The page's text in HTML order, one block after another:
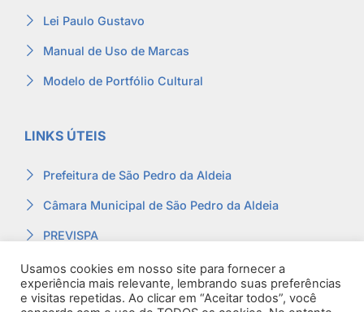
Lei Paulo Gustavo
Manual de Uso de Marcas
Modelo de Portfólio Cultural
LINKS ÚTEIS
Prefeitura de São Pedro da Aldeia
Câmara Municipal de São Pedro da Aldeia
PREVISPA
Ouvidoria
Contracheque
Usamos cookies em nosso site para fornecer a
experiência mais relevante, lembrando suas preferências
e visitas repetidas. Ao clicar em “Aceitar todos”, você